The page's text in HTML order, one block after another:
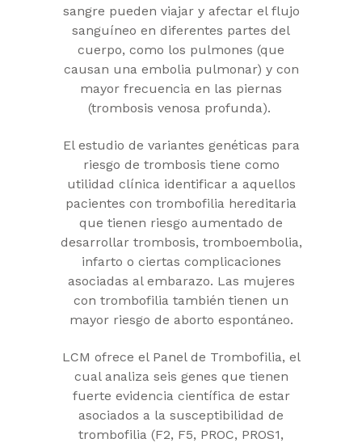
sangre pueden viajar y afectar el flujo
sanguíneo en diferentes partes del
cuerpo, como los pulmones (que
causan una embolia pulmonar) y con
mayor frecuencia en las piernas
(trombosis venosa profunda).
El estudio de variantes genéticas para
riesgo de trombosis tiene como
utilidad clínica identificar a aquellos
pacientes con trombofilia hereditaria
que tienen riesgo aumentado de
desarrollar trombosis, tromboembolia,
infarto o ciertas complicaciones
asociadas al embarazo. Las mujeres
con trombofilia también tienen un
mayor riesgo de aborto espontáneo.
LCM ofrece el Panel de Trombofilia, el
cual analiza seis genes que tienen
fuerte evidencia científica de estar
asociados a la susceptibilidad de
trombofilia (F2, F5, PROC, PROS1,